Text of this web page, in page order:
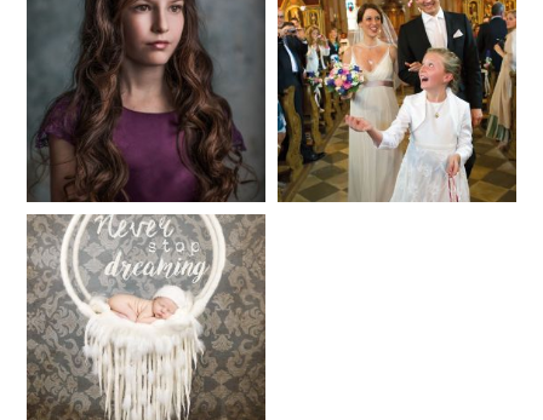
Fineart
41
Hochzeit
183
Baby/Newborn
72